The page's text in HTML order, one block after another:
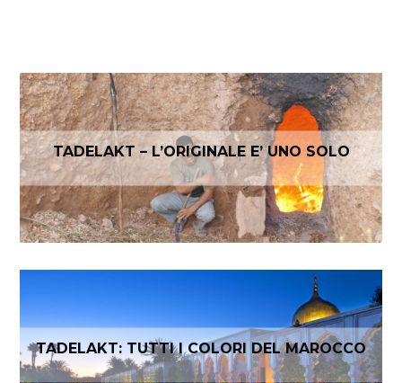
TADELAKT – L’ORIGINALE E’ UNO SOLO
TADELAKT: TUTTI I COLORI DEL MAROCCO